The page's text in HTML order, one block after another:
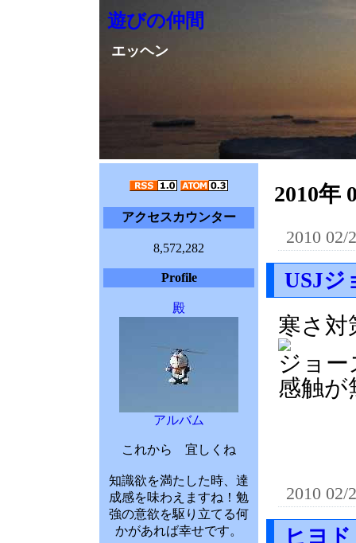
遊びの仲間
エッヘン
アクセスカウンター
8,572,282
Profile
殿
アルバム
これから 宜しくね
知識欲を満たした時、達
成感を味わえますね！勉
強の意欲を駆り立てる何
かがあれば幸せです。
2010年
2010 02/
USJジ
寒さ対
ジョ
感触が
2010 02/
ヒヨ